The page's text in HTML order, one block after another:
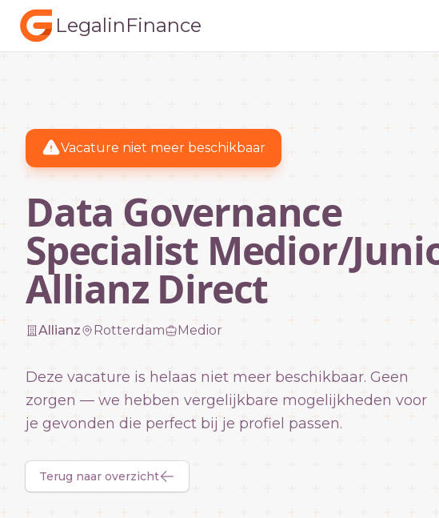
LegalinFinance
Vacature niet meer beschikbaar
Data Governance
Specialist Medior/
Allianz Direct
Allianz Rotterdam Medior
Deze vacature is helaas niet meer beschikbaar. Geen
zorgen — we hebben vergelijkbare mogelijkheden voor
je gevonden die perfect bij je profiel passen.
Terug naar overzicht